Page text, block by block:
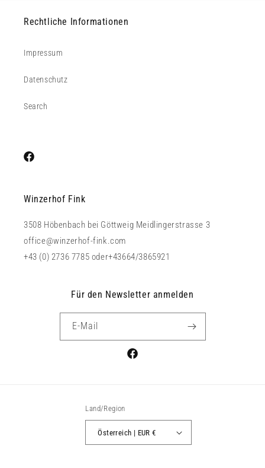
Rechtliche Informationen
Impressum
Datenschutz
Search
Facebook
Winzerhof Fink
3508 Höbenbach bei Göttweig Meidlingerstrasse 3
office@winzerhof-fink.com
+43 (0) 2736 7785 oder+43664/3865921
Für den Newsletter anmelden
E-Mail
Facebook
Land/Region
Österreich | EUR €